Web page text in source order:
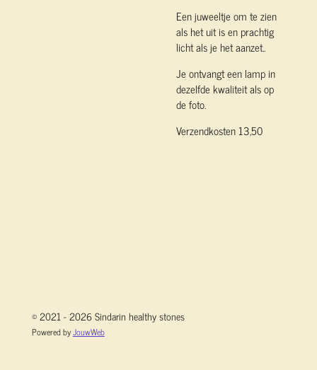
Een juweeltje om te zien
als het uit is en prachtig
licht als je het aanzet..
Je ontvangt een lamp in
dezelfde kwaliteit als op
de foto.
Verzendkosten 13,50
© 2021 - 2026 Sindarin healthy stones
Powered byJouwWeb